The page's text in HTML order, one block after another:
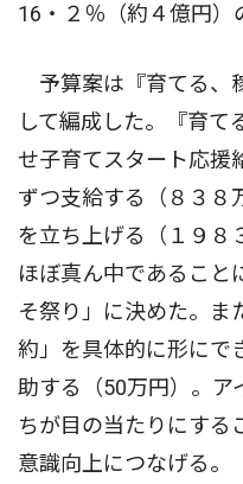
16・２％（約４億円）
予算案は『育てる、
して編成した。『育て
せ子育てスタート応援
ずつ支給する（８３８
を立ち上げる（１９８
ほぼ真ん中であること
そ祭り」に決めた。ま
約」を具体的に形にで
助する（50万円）。ア
ちが目の当たりにする
意識向上につなげる。